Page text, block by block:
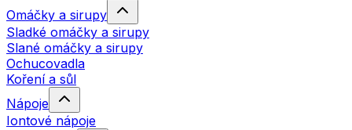
Omáčky a sirupy
Sladké omáčky a sirupy
Slané omáčky a sirupy
Ochucovadla
Koření a sůl
Nápoje
Iontové nápoje